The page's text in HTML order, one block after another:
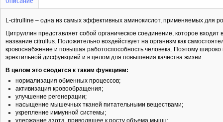
L-citrulline – одна из самых эффективных аминокислот, применяемых для
Цитруллин представляет собой органическое соединение, которое
название citrullus. Положительно воздействует на организм как
кровоснабжение и повышая работоспособность человека. Поэтому
эректильной дисфункцией и в целом для повышения качества жизни.
В целом это сводится к таким функциям:
нормализация обменных процессов;
активизация кровообращения;
улучшение регенерации;
насыщение мышечных тканей питательными веществами;
укрепление иммунной системы;
удержание азота, приводящее к росту объема мышц;